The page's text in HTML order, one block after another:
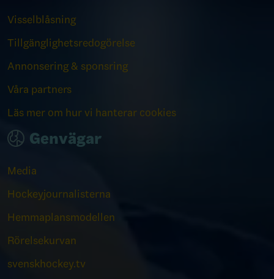
Visselblåsning
Tillgänglighetsredogörelse
Annonsering & sponsring
Våra partners
Läs mer om hur vi hanterar cookies
Genvägar
Media
Hockeyjournalisterna
Hemmaplansmodellen
Rörelsekurvan
svenskhockey.tv